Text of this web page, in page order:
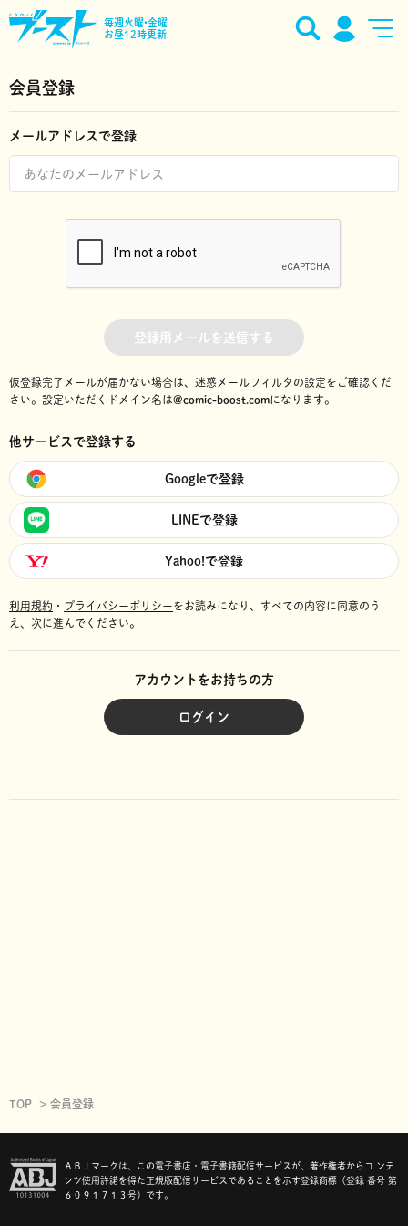
毎週火曜•金曜
お昼12時更新
会員登録
メールアドレスで登録
登録用メールを送信する
仮登録完了メールが届かない場合は、迷惑メールフィルタの設定をご確認くだ
さい。 設定いただくドメイン名は@comic-boost.comになります。
他サービスで登録する
Googleで登録
LINEで登録
Yahoo!で登録
利用規約 ・ プライバシーポリシーをお読みになり、 すべての内容に同意のう
え、次に進んでください。
アカウントをお持ちの方
ログイン
TOP 会員登録
ＡＢＪマークは、この電子書店・電子書籍配信サービスが、著作権者からコ ンテ
ンツ使用許諾を得た正規版配信サービスであることを示す登録商標（登録 番号 第
６０９１７１３号）です。